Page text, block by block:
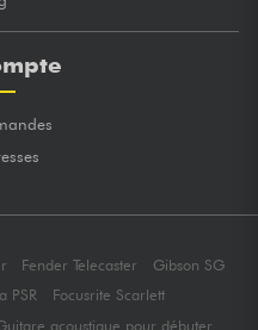
Fender Telecaster
Gibson SG
PSR
Focusrite Scarlett
acoustique pour débuter